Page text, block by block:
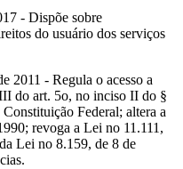
- Dispõe sobre
do usuário dos serviços
2011 - Regula o acesso a
do art. 5o, no inciso II do §
Federal; altera a
revoga a Lei no 11.111,
Lei no 8.159, de 8 de